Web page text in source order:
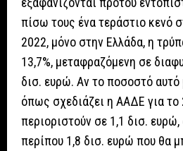
πίσω τους ένα τεράστιο κενό
2022, μόνο στην Ελλάδα, η
13,7%, μεταφραζόμενη σε
δισ. ευρώ. Αν το ποσοστό αυτό
όπως σχεδιάζει η ΑΑΔΕ για το
περιοριστούν σε 1,1 δισ.
περίπου 1,8 δισ. ευρώ που θα